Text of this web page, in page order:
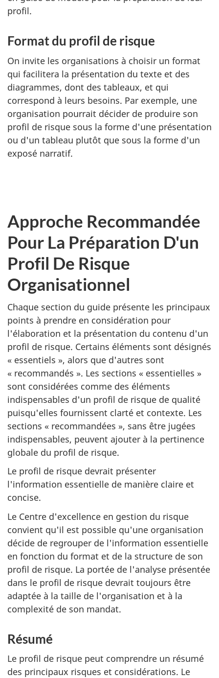
profil.
Format du profil de risque
On invite les organisations à choisir un format
qui facilitera la présentation du texte et des
diagrammes, dont des tableaux, et qui
correspond à leurs besoins. Par exemple, une
organisation pourrait décider de produire son
profil de risque sous la forme d'une présentation
ou d'un tableau plutôt que sous la forme d'un
exposé narratif.
Approche Recommandée
Pour La Préparation D'un
Profil De Risque
Organisationnel
Chaque section du guide présente les principaux
points à prendre en considération pour
l'élaboration et la présentation du contenu d'un
profil de risque. Certains éléments sont désignés
« essentiels », alors que d'autres sont
« recommandés ». Les sections « essentielles »
sont considérées comme des éléments
indispensables d'un profil de risque de qualité
puisqu'elles fournissent clarté et contexte. Les
sections « recommandées », sans être jugées
indispensables, peuvent ajouter à la pertinence
globale du profil de risque.
Le profil de risque devrait présenter
l'information essentielle de manière claire et
concise.
Le Centre d'excellence en gestion du risque
convient qu'il est possible qu'une organisation
décide de regrouper de l'information essentielle
en fonction du format et de la structure de son
profil de risque. La portée de l'analyse présentée
dans le profil de risque devrait toujours être
adaptée à la taille de l'organisation et à la
complexité de son mandat.
Résumé
Le profil de risque peut comprendre un résumé
des principaux risques et considérations. Le